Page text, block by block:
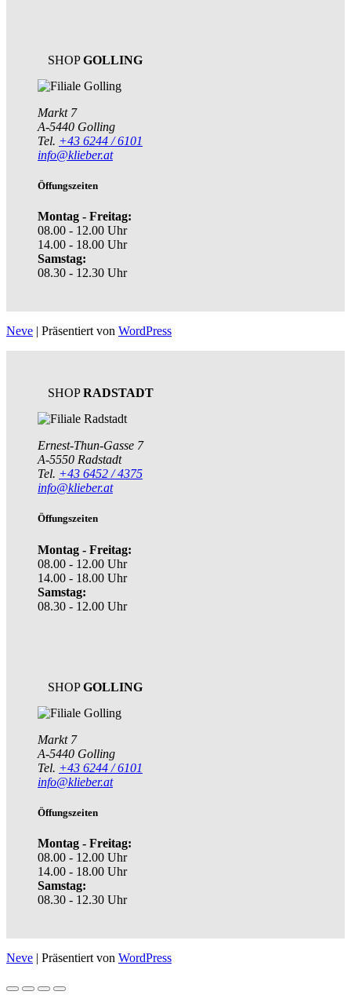
SHOPGOLLING
Markt 7
A-5440 Golling
Tel. +43 6244 / 6101
info@klieber.at
Öffungszeiten
Montag - Freitag:
08.00 - 12.00 Uhr
14.00 - 18.00 Uhr
Samstag:
08.30 - 12.30 Uhr
Neve | Präsentiert von WordPress
SHOPRADSTADT
Ernest-Thun-Gasse 7
A-5550 Radstadt
Tel. +43 6452 / 4375
info@klieber.at
Öffungszeiten
Montag - Freitag:
08.00 - 12.00 Uhr
14.00 - 18.00 Uhr
Samstag:
08.30 - 12.00 Uhr
SHOPGOLLING
Markt 7
A-5440 Golling
Tel. +43 6244 / 6101
info@klieber.at
Öffungszeiten
Montag - Freitag:
08.00 - 12.00 Uhr
14.00 - 18.00 Uhr
Samstag:
08.30 - 12.30 Uhr
Neve | Präsentiert von WordPress